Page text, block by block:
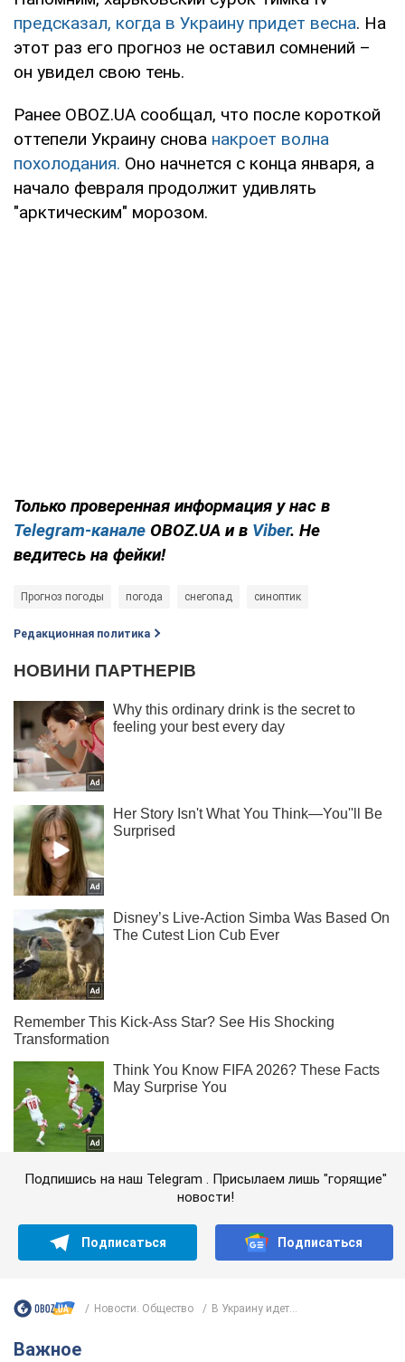
предсказал, когда в Украину придет весна. На
этот раз его прогноз не оставил сомнений –
он увидел свою тень.
Ранее OBOZ.UA сообщал, что после короткой
оттепели Украину снова накроет волна
похолодания. Оно начнется с конца января, а
начало февраля продолжит удивлять
"арктическим" морозом.
Только проверенная информация у нас в
Telegram-канале OBOZ.UA и в Viber. Не
ведитесь на фейки!
Прогноз погоды погода снегопад синоптик
Редакционная политика
Подпишись на наш Telegram . Присылаем лишь "горящие"
новости!
Подписаться Подписаться
Новости. Общество В Украину идет...
Важное